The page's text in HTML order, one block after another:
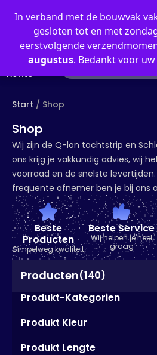
In verband met de bouwvak
gesloten tot en met
eerstvolgende
augustus. Bedankt voor
Mein
Konto
Start / Shop
Shop
Wij zijn de Q-lon tochtstrip en
ons krijg je vakkundig advies, wij
voorraad en de snelste levertijden.
frequente afnemer ben je bij ons
Beste
Producten
Simpelweg kwaliteit
Beste Service
Wij helpen je heel
graag
Producten(140)
Produkt-Kategorien
Produkt Kleur
Produkt Lengte